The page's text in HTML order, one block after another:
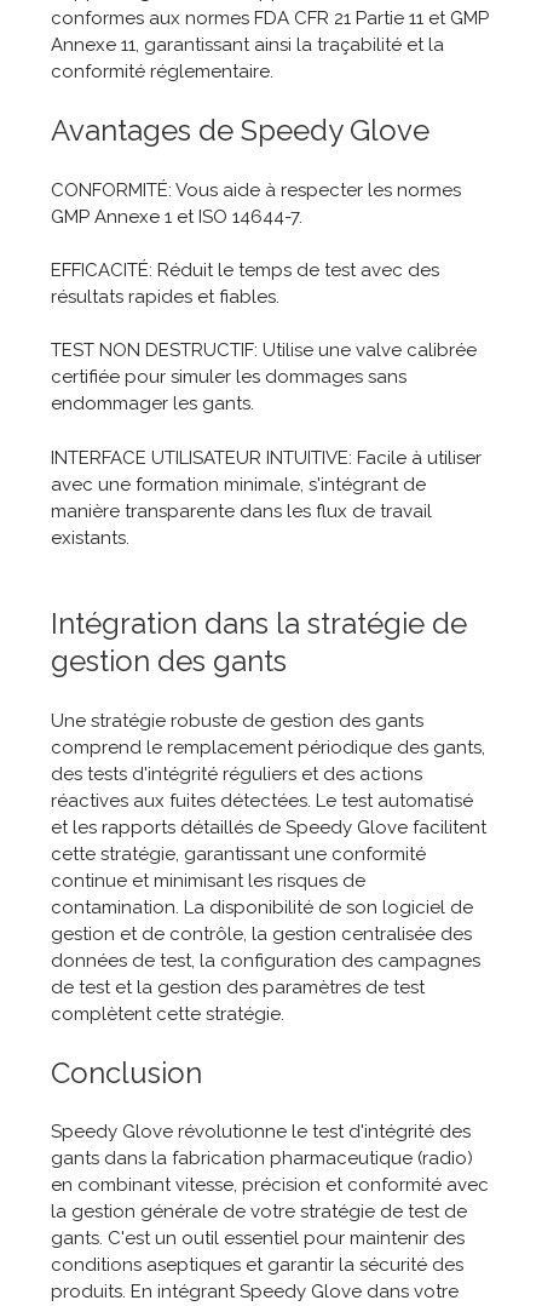
conformes aux normes FDA CFR 21 Partie 11 et GMP
Annexe 11, garantissant ainsi la traçabilité et la
conformité réglementaire.
Avantages de Speedy Glove
CONFORMITÉ: Vous aide à respecter les normes
GMP Annexe 1 et ISO 14644-7.
EFFICACITÉ: Réduit le temps de test avec des
résultats rapides et fiables.
TEST NON DESTRUCTIF: Utilise une valve calibrée
certifiée pour simuler les dommages sans
endommager les gants.
INTERFACE UTILISATEUR INTUITIVE: Facile à utiliser
avec une formation minimale, s'intégrant de
manière transparente dans les flux de travail
existants.
Intégration dans la stratégie de
gestion des gants
Une stratégie robuste de gestion des gants
comprend le remplacement périodique des gants,
des tests d'intégrité réguliers et des actions
réactives aux fuites détectées. Le test automatisé
et les rapports détaillés de Speedy Glove facilitent
cette stratégie, garantissant une conformité
continue et minimisant les risques de
contamination. La disponibilité de son logiciel de
gestion et de contrôle, la gestion centralisée des
données de test, la configuration des campagnes
de test et la gestion des paramètres de test
complètent cette stratégie.
Conclusion
Speedy Glove révolutionne le test d'intégrité des
gants dans la fabrication pharmaceutique (radio)
en combinant vitesse, précision et conformité avec
la gestion générale de votre stratégie de test de
gants. C'est un outil essentiel pour maintenir des
conditions aseptiques et garantir la sécurité des
produits. En intégrant Speedy Glove dans votre